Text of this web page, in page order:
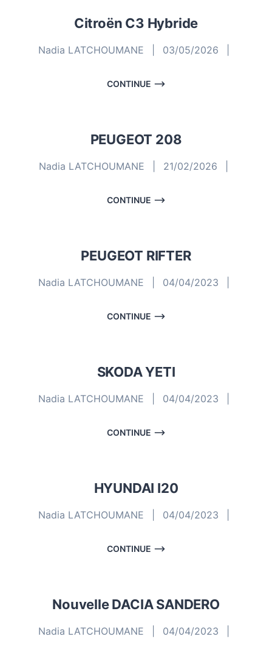
Citroën C3 Hybride
Nadia LATCHOUMANE 03/05/2026
CONTINUE
PEUGEOT 208
Nadia LATCHOUMANE 21/02/2026
CONTINUE
PEUGEOT RIFTER
Nadia LATCHOUMANE 04/04/2023
CONTINUE
SKODA YETI
Nadia LATCHOUMANE 04/04/2023
CONTINUE
HYUNDAI I20
Nadia LATCHOUMANE 04/04/2023
CONTINUE
Nouvelle DACIA SANDERO
Nadia LATCHOUMANE 04/04/2023